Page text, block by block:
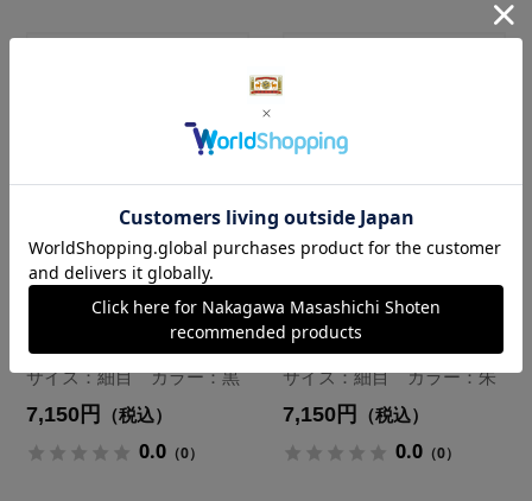
茶論 菓子切 真
サイズ：細目 カラー：黒
7,150円 （税込）
0.0 （0）
茶論 菓子切 真
塗 4寸
サイズ：細目 カラー：朱
7,150円 （税込）
0.0 （0）